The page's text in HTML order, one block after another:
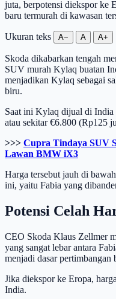
juta, berpotensi diekspor ke
baru termurah di kawasan
Ukuran teks A− A A+
Skoda dikabarkan tengah
SUV murah Kylaq buatan
menjadikan Kylaq sebagai
biru.
Saat ini Kylaq dijual di India
atau sekitar €6.800 (Rp125
>>> Cupra Tindaya SUV
Lawan BMW iX3
Harga tersebut jauh di
ini, yaitu Fabia yang
Potensi Celah
CEO Skoda Klaus Zellmer
yang sangat lebar antara
menjadi dasar
Jika diekspor ke Eropa,
India.